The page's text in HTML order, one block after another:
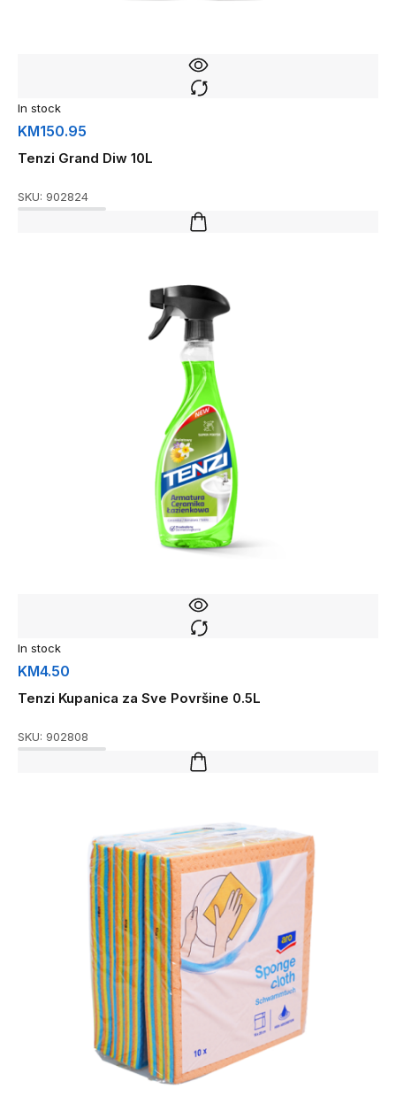
In stock
KM150.95
Tenzi Grand Diw 10L
SKU: 902824
In stock
KM4.50
Tenzi Kupanica za Sve Površine 0.5L
SKU: 902808